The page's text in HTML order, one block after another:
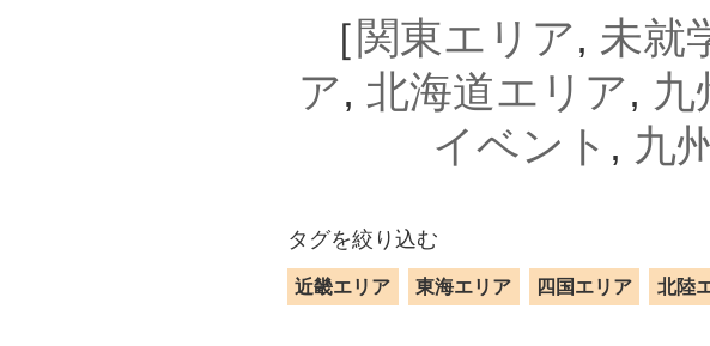
［関東エリア, 未就
ア, 北海道エリア, 九
イベント , 九
タグを絞り込む
近畿エリア 東海エリア 四国エリア 北陸